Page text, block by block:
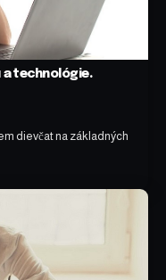
a technológie.
dievčat na základných